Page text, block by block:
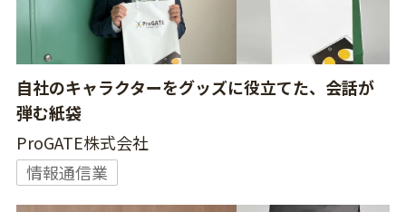
自社のキャラクターをグッズに役立てた、会話が
弾む紙袋
ProGATE株式会社
情報通信業